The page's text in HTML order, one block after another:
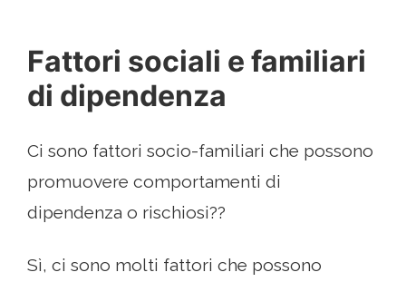
Fattori sociali e familiari
di dipendenza
Ci sono fattori socio-familiari che possono
promuovere comportamenti di
dipendenza o rischiosi??
Sì, ci sono molti fattori che possono